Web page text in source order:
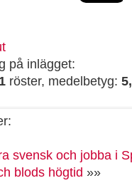
på inlägget:
1 röster, medelbetyg:
svensk och jobba i
blods högtid »»